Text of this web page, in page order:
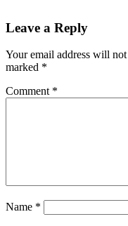
Leave a Reply
Your email address will
marked *
Comment *
Name *